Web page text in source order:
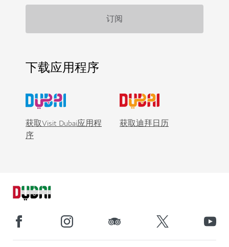
下载应用程序
获取Visit Dubai应用程
序
获取迪拜日历